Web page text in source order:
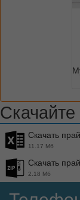
Скачать
11.17 Мб
Скачать
2.18 Мб